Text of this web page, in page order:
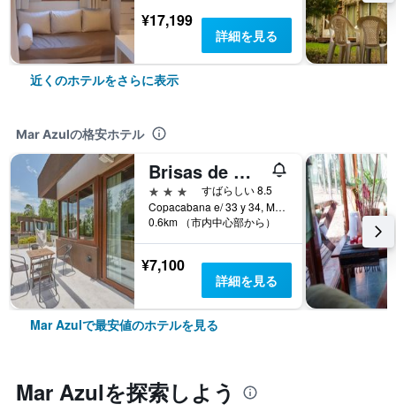
¥17,199
詳細を見る
近くのホテルをさらに表示
Mar Azulの格安ホテル
Brisas de Mar Azul
3つ星
すばらしい 8.5
Copacabana e/ 33 y 34, Mar Azul, ブエノスアイレス州, アルゼンチン
0.6km （市内中心部から）
¥7,100
詳細を見る
Mar Azulで最安値のホテルを見る
Mar Azul​を探索しよう